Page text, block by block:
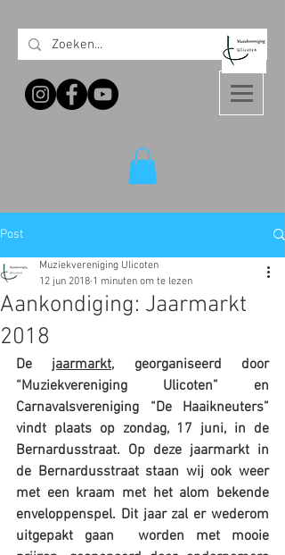
Post
Aankondiging: Jaarmarkt
2018
Muziekvereniging Ulicoten
12 jun 2018 1 minuten om te lezen
De jaarmarkt, georganiseerd door
“Muziekvereniging Ulicoten” en
Carnavalsvereniging “De Haaikneuters”
vindt plaats op zondag, 17 juni, in de
Bernardusstraat. Op deze jaarmarkt in
de Bernardusstraat staan wij ook weer
met een kraam met het alom bekende
enveloppenspel. Dit jaar zal er wederom
uitgepakt gaan  worden met mooie